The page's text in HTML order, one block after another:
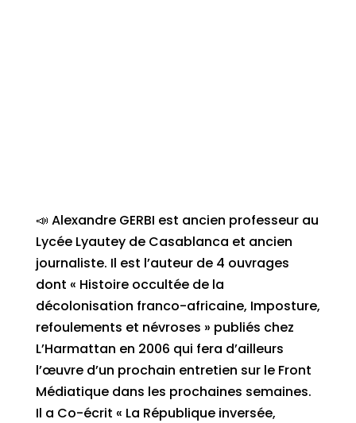
📣 Alexandre GERBI est ancien professeur au
Lycée Lyautey de Casablanca et ancien
journaliste. Il est l’auteur de 4 ouvrages
dont « Histoire occultée de la
décolonisation franco-africaine, Imposture,
refoulements et névroses » publiés chez
L’Harmattan en 2006 qui fera d’ailleurs
l’œuvre d’un prochain entretien sur le Front
Médiatique dans les prochaines semaines.
Il a Co-écrit « La République inversée,